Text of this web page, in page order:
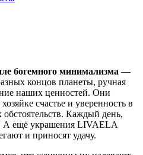
богемного минимализма —
концов планеты, ручная
наших ценностей. Они
счастье и уверенность в
Каждый день,
А ещё украшения LIVAELA
и приносят удачу.